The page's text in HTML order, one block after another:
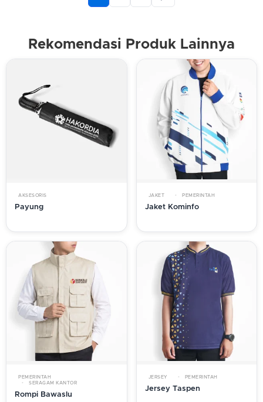
Rekomendasi Produk Lainnya
AKSESORIS
Payung
JAKET PEMERINTAH
Jaket Kominfo
PEMERINTAH
SERAGAM KANTOR
Rompi Bawaslu
JERSEY PEMERINTAH
Jersey Taspen